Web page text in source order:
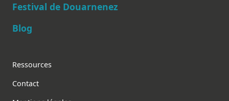
Festival de Douarnenez
Blog
Footer
Ressources
Contact